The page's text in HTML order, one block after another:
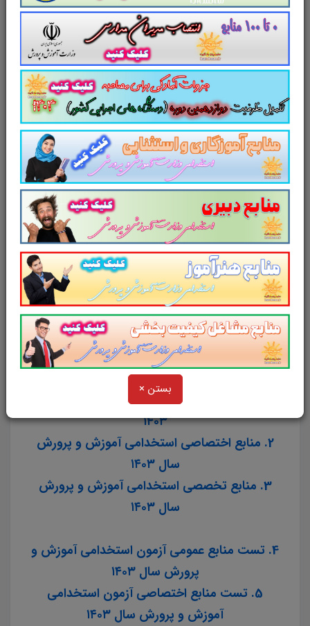
بستن ×
استخدامی آموزش و پرورش فراهم می کند این کتاب منبع
برای آزمون دبیری آموزش و پرورش می باشد.
لینک دانلود
تست کتاب توسعه و مبانی
تمدن غرب
کاری از سایت پرتو یادگیری
سایت علمی، آموزشی و فرهنگی پرتو
یادگیری مجموعه منابع آمادگی برای آزمون
استخدامی آموزش و پرورش سال ۱۴۰۳ و
سایر آزمون های استخدامی را برای داوطلبین
این آزمون به شرح ذیل اعلام می دارد.
1. منابع عمومی استخدامی آموزش و پرورش سال
۱۴۰۳
2. منابع اختصاصی استخدامی آموزش و پرورش
سال ۱۴۰۳
3. منابع تخصصی استخدامی آموزش و پرورش
سال ۱۴۰۳
4. تست منابع عمومی آزمون استخدامی آموزش و
پرورش سال ۱۴۰۳
5. تست منابع اختصاصی آزمون استخدامی
آموزش و پرورش سال ۱۴۰۳